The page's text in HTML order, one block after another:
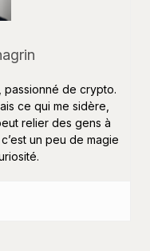
passionné de crypto.
ce qui me sidère,
relier des gens à
un peu de magie